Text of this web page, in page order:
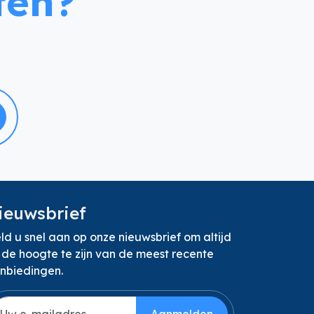
u snel aan op onze nieuwsbrief om altijd
hoogte te zijn van de meest recente